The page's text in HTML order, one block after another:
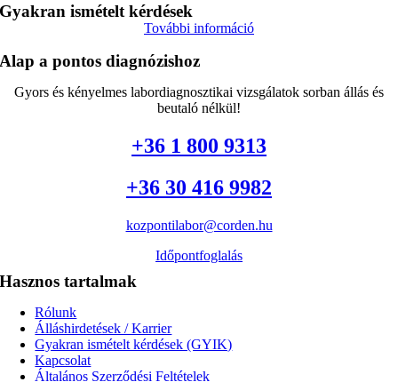
Gyakran ismételt kérdések
További információ
Alap a pontos diagnózishoz
Gyors és kényelmes labordiagnosztikai vizsgálatok sorban állás és
beutaló nélkül!
+36 1 800 9313
+36 30 416 9982
kozpontilabor@corden.hu
Időpontfoglalás
Hasznos tartalmak
Rólunk
Álláshirdetések / Karrier
Gyakran ismételt kérdések (GYIK)
Kapcsolat
Általános Szerződési Feltételek